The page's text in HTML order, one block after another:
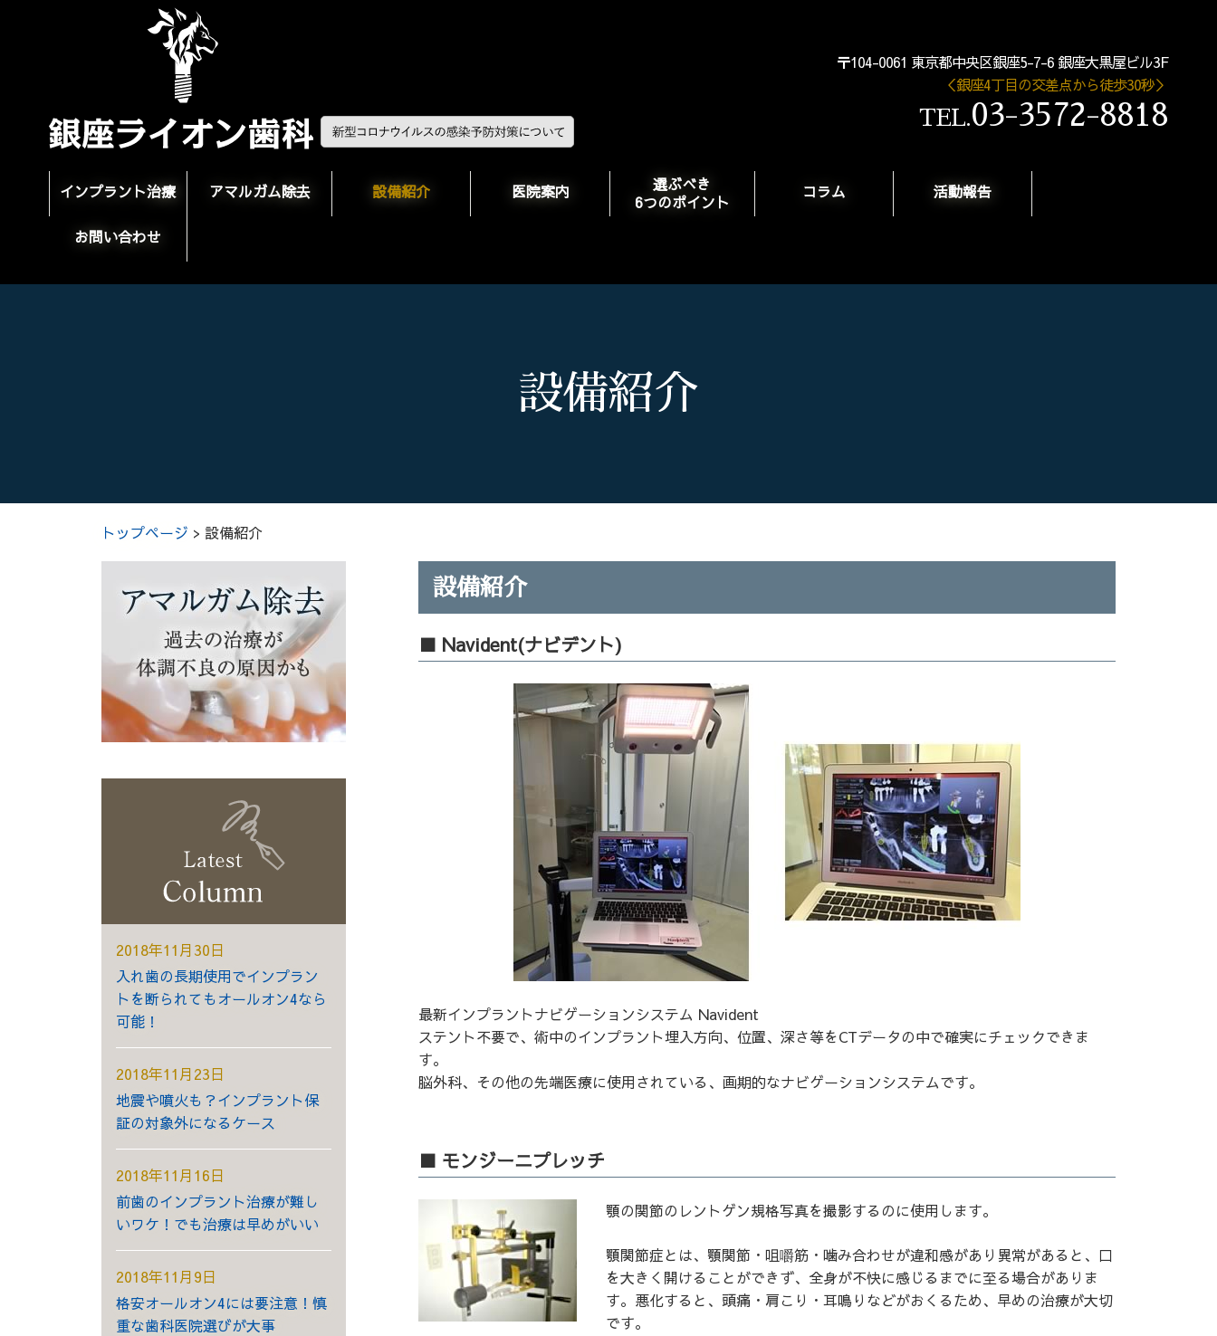
〒104-0061 東京都中央区銀座5-7-6 銀座大黒屋ビル3F
＜銀座4丁目の交差点から徒歩30秒＞
TEL.03-3572-8818
インプラント治療 アマルガム除去 設備紹介 医院案内
選ぶべき
6つのポイント
コラム 活動報告
お問い合わせ
設備紹介
トップページ > 設備紹介
設備紹介
■ Navident(ナビデント)
最新インプラントナビゲーションシステム Navident
ステント不要で、術中のインプラント埋入方向、位置、深さ等をCTデータの中で確実にチェックできま
す。
脳外科、その他の先端医療に使用されている、画期的なナビゲーションシステムです。
■ モンジーニプレッチ
顎の関節のレントゲン規格写真を撮影するのに使用します。
顎関節症とは、顎関節・咀嚼筋・噛み合わせが違和感があり異常があると、口
を大きく開けることができず、全身が不快に感じるまでに至る場合がありま
す。悪化すると、頭痛・肩こり・耳鳴りなどがおくるため、早めの治療が大切
です。
2018年11月30日
入れ歯の長期使用でインプラン
トを断られてもオールオン4なら
可能！
2018年11月23日
地震や噴火も？インプラント保
証の対象外になるケース
2018年11月16日
前歯のインプラント治療が難し
いワケ！でも治療は早めがいい
2018年11月9日
格安オールオン4には要注意！慎
重な歯科医院選びが大事